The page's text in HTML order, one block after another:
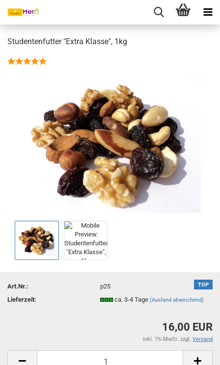
Studentenfutter "Extra Klasse", 1kg
TOP
Art.Nr.:
p25
Lieferzeit:
ca. 3-4 Tage(Ausland abweichend)
16,00 EUR
inkl. 7% MwSt. zzgl. Versand